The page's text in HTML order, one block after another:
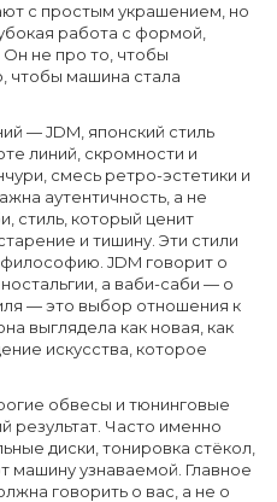
с простым украшением, но
работа с формой,
не про то, чтобы
чтобы машина стала
—JDM японский стиль
линий, скромности и
смесь ретро-эстетики и
аутентичность, а не
стиль, который ценит
и тишину . Эти стили
JDM говорит о
а ваби-саби — о
— это выбор отношения к
выглядела как новая, как
искусства, которое
обвесы и тюнинговые
результат. Часто именно
диски, тонировка стёкол,
машину узнаваемой. Главное
говорить о вас, а не о